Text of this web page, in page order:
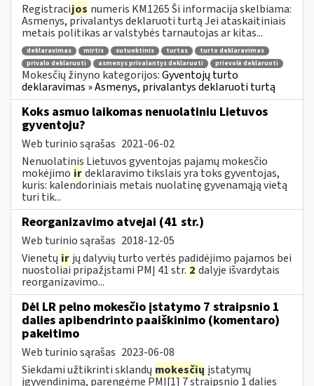
Registracijos numeris KM1265 Ši informacija skelbiama:
Asmenys, privalantys deklaruoti turtą Jei ataskaitiniais
metais politikas ar valstybės tarnautojas ar kitas...
deklaravimas mirtis sutuoktinis turtas
turto deklaravimas
privalo deklaruoti
asmenys privalantys deklaruoti prievolė deklaruoti
Mokesčių žinyno kategorijos:Gyventojų turto
deklaravimas » Asmenys, privalantys deklaruoti turtą
Koks asmuo laikomas nenuolatiniu Lietuvos
gyventoju?
Web turinio sąrašas 2021-06-02
Nenuolatinis Lietuvos gyventojas pajamų mokesčio
mokėjimo irdeklaravimo tikslais yra toks gyventojas,
kuris: kalendoriniais metais nuolatinę gyvenamąją vietą
turi tik...
Reorganizavimo atvejai (41 str.)
Web turinio sąrašas 2018-12-05
Vienetų ir jų dalyvių turto vertės padidėjimo pajamos bei
nuostoliai pripažįstami PMĮ 41 str. 2 dalyje išvardytais
reorganizavimo...
Dėl LR pelno mokesčio įstatymo 7 straipsnio 1
dalies apibendrinto paaiškinimo (komentaro)
pakeitimo
Web turinio sąrašas 2023-06-08
Siekdami užtikrinti sklandų mokesčių įstatymų
įgyvendinimą, parengėme PMĮ[1] 7 straipsnio 1 dalies